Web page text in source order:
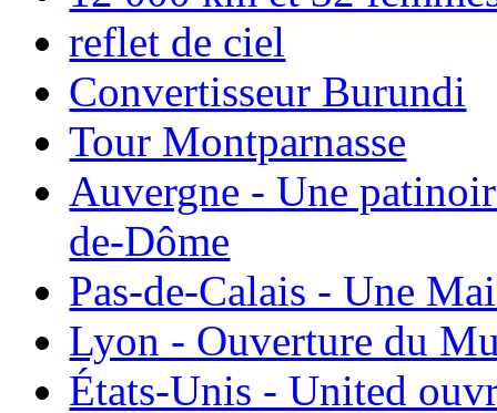
reflet de ciel
Convertisseur Burundi
Tour Montparnasse
Auvergne - Une
de-Dôme
Pas-de-Calais - Une
Lyon - Ouverture du
États-Unis - United